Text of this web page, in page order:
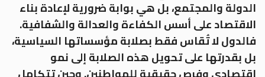
الدولة والمجتمع، بل هي بوابة ضرورية لإعادة بناء
الاقتصاد على أسس الكفاءة والعدالة والشفافية.
فالدول لا تُقاس فقط بصلابة مؤسساتها السياسية،
بل بقدرتها على تحويل هذه الصلابة إلى نمو